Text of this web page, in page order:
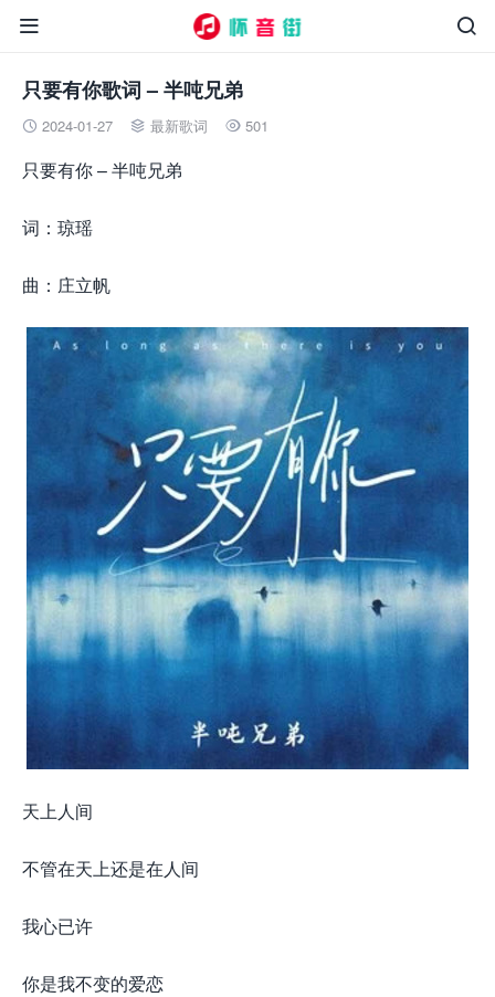


只要有你歌词 – 半吨兄弟
 2024-01-27  最新歌词  501
只要有你 – 半吨兄弟
词：琼瑶
曲：庄立帆
天上人间
不管在天上还是在人间
我心已许
你是我不变的爱恋